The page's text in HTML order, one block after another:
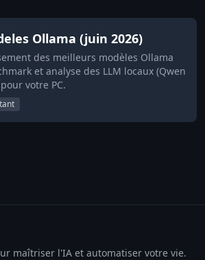
Ollama (juin 2026)
des meilleurs modèles Ollama
et analyse des LLM locaux (Qwen
votre PC.
maîtriser l'IA et automatiser votre vie.